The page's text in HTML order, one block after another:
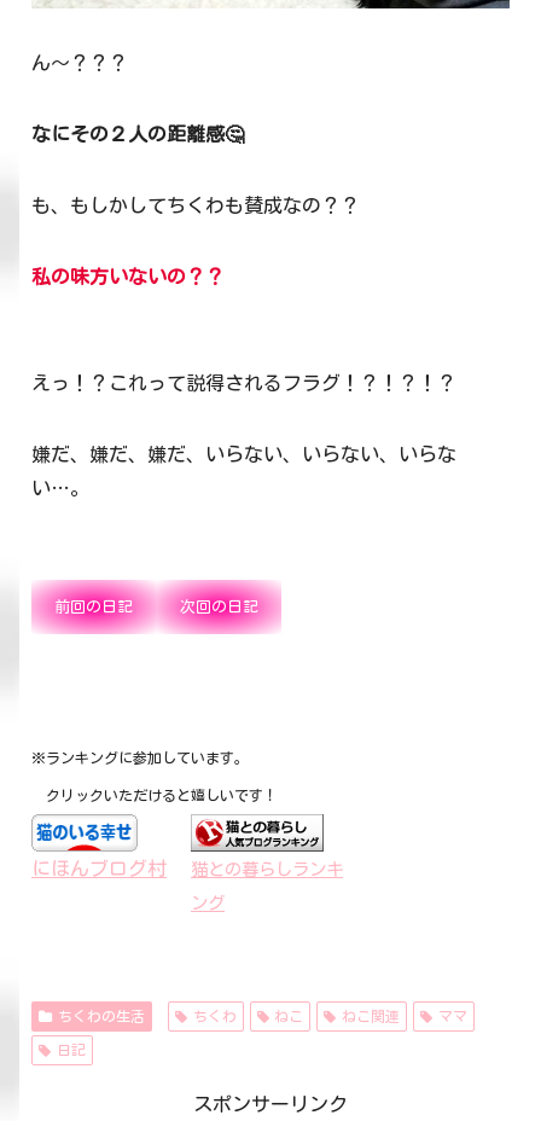
ん～？？？
なにその２人の距離感🤔
も、もしかしてちくわも賛成なの？？
私の味方いないの？？
えっ！？これって説得されるフラグ！？！？！？
嫌だ、嫌だ、嫌だ、いらない、いらない、いらな
い…。
前回の日記 次回の日記
※ランキングに参加しています。
クリックいただけると嬉しいです！
にほんブログ村
猫との暮らしランキ
ング
ちくわの生活 ちくわ ねこ ねこ関連 ママ
日記
スポンサーリンク